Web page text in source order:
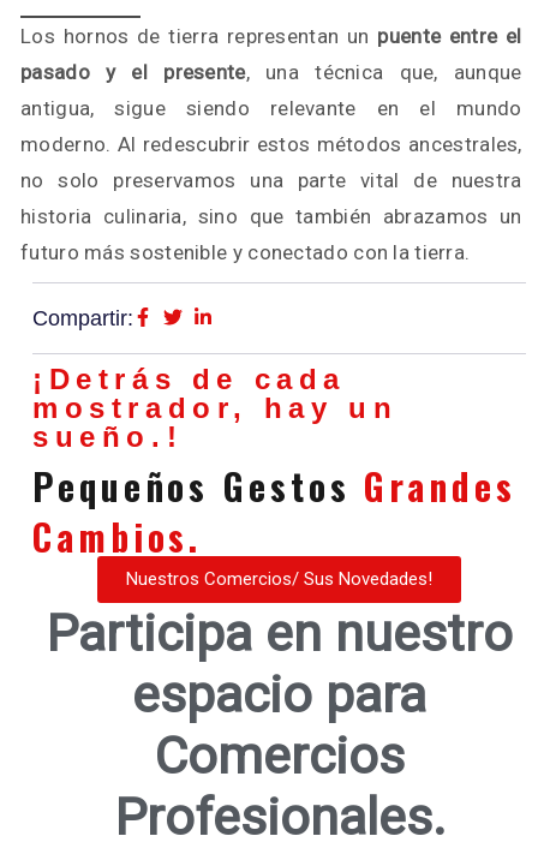
Los hornos de tierra representan un puente entre el
pasado y el presente, una técnica que, aunque
antigua, sigue siendo relevante en el mundo
moderno. Al redescubrir estos métodos ancestrales,
no solo preservamos una parte vital de nuestra
historia culinaria, sino que también abrazamos un
futuro más sostenible y conectado con la tierra.
Compartir:
¡Detrás de cada
mostrador, hay un
sueño.!
Pequeños Gestos Grandes
Cambios.
Nuestros Comercios/ Sus Novedades!
Participa en nuestro
espacio para
Comercios
Profesionales.